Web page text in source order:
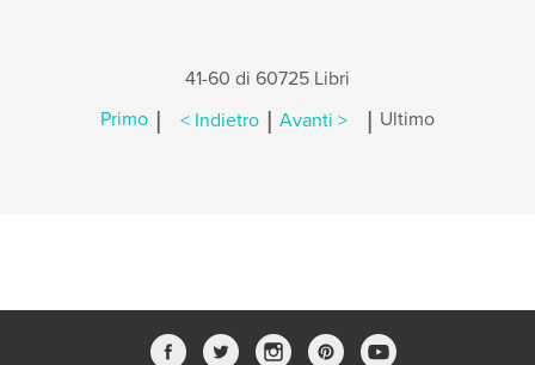
41-60 di 60725 Libri
Primo | < Indietro | Avanti > | Ultimo